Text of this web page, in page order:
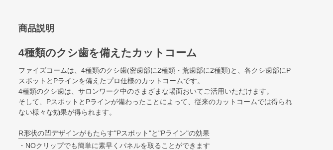
商品説明
4種類のクシ歯を備えたカットコーム
ファイズコームは、4種類のクシ歯(密歯部に2種類・荒歯部に2種類)と、各クシ歯部にP
スポットとPラインを備えたプロ仕様のカットコームです。
4種類のクシ歯は、サロンワーク中のさまざまな場面おいてご活用いただけます。
そして、PスポットとPラインが備わったことによって、従来のカットコームでは得られ
ない様々な効果が得られます。
R形状の凹デザインがもたらす"Pスポット"と"Pライン"の効果
・NOクリップでも簡単に素早くパネルを取ることができます